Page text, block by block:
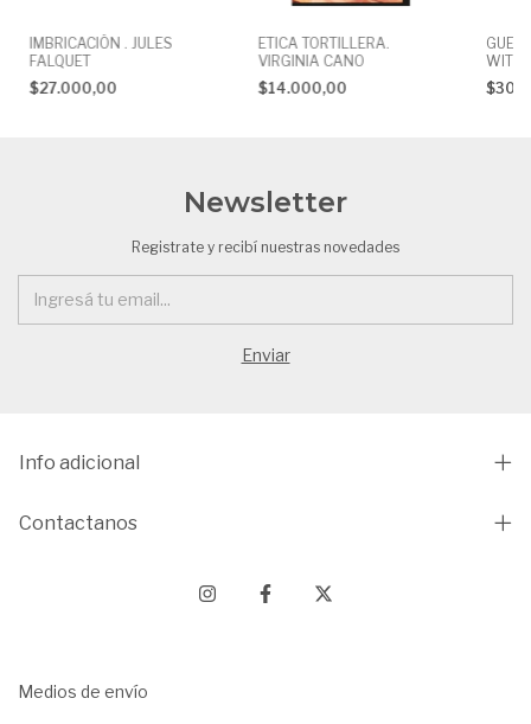
IMBRICACIÓN . JULES
FALQUET
$27.000,00
ETICA TORTILLERA.
VIRGINIA CANO
$14.000,00
Newsletter
Registrate y recibí nuestras novedades
Info adicional
Contactanos
Medios de envío